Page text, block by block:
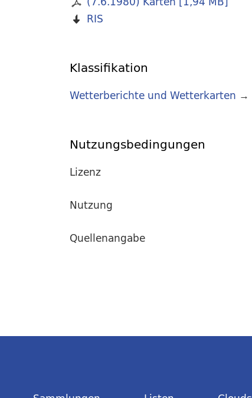
RIS
Klassifikation
Wetterberichte und Wetterkarten →
Nutzungsbedingungen
Lizenz
Nutzung
Quellenangabe